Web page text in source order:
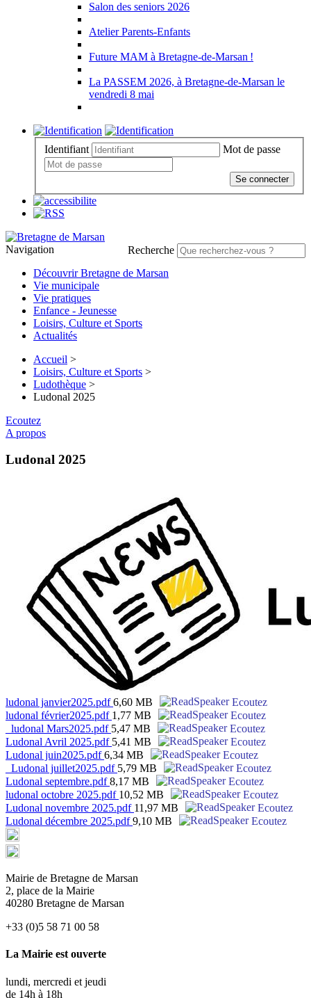
Salon des seniors 2026
Atelier Parents-Enfants
Future MAM à Bretagne-de-Marsan !
La PASSEM 2026, à Bretagne-de-Marsan le
vendredi 8 mai
Identifiant Mot de passe
Se connecter
Recherche
Navigation
Découvrir Bretagne de Marsan
Vie municipale
Vie pratiques
Enfance - Jeunesse
Loisirs, Culture et Sports
Actualités
Accueil >
Loisirs, Culture et Sports >
Ludothèque >
Ludonal 2025
Ecoutez
A propos
Ludonal 2025
ludonal janvier2025.pdf6,60 MB
Ecoutez
ludonal février2025.pdf 1,77 MB
Ecoutez
_ludonal Mars2025.pdf 5,47 MB
Ecoutez
Ludonal Avril 2025.pdf 5,41 MB
Ecoutez
Ludonal juin2025.pdf6,34 MB
Ecoutez
_Ludonal juillet2025.pdf 5,79 MB
Ecoutez
Ludonal septembre.pdf8,17 MB
Ecoutez
ludonal octobre 2025.pdf 10,52 MB
Ecoutez
Ludonal novembre 2025.pdf 11,97 MB
Ecoutez
Ludonal décembre 2025.pdf9,10 MB Ecoutez
Mairie de Bretagne de Marsan
2, place de la Mairie
40280 Bretagne de Marsan
+33 (0)5 58 71 00 58
La Mairie est ouverte
lundi, mercredi et jeudi
de 14h à 18h